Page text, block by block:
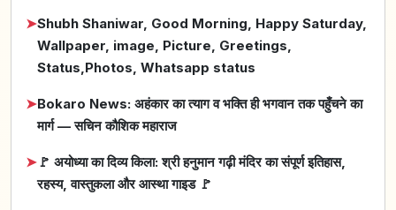
➤Shubh Shaniwar, Good Morning, Happy Saturday,
Wallpaper, image, Picture, Greetings,
Status,Photos, Whatsapp status
➤Bokaro News: अहंकार का त्याग व भक्ति ही भगवान तक पहुँचने का
मार्ग — सचिन कौशिक महाराज
➤🚩 अयोध्या का दिव्य किला: श्री हनुमान गढ़ी मंदिर का संपूर्ण इतिहास,
रहस्य, वास्तुकला और आस्था गाइड 🚩